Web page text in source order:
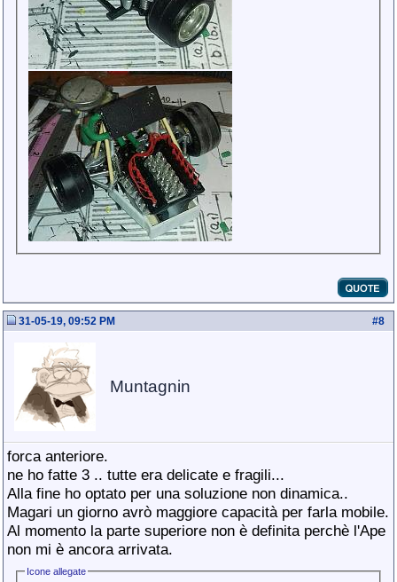
#8
31-05-19, 09:52 PM
Muntagnin
forca anteriore.
ne ho fatte 3 .. tutte era delicate e fragili...
Alla fine ho optato per una soluzione non dinamica..
Magari un giorno avrò maggiore capacità per farla mobile.
Al momento la parte superiore non è definita perchè l'Ape
non mi è ancora arrivata.
Icone allegate